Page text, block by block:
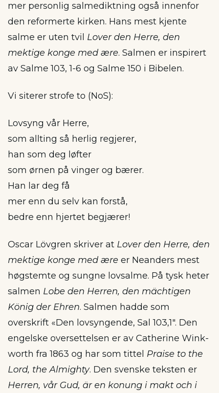
mer personlig salmediktning også innenfor
den reformerte kirken. Hans mest kjente
salme er uten tvil Lover den Herre, den
mektige konge med ære. Salmen er inspirert
av Salme 103, 1-6 og Salme 150 i Bibelen.
Vi siterer strofe to (NoS):
Lovsyng vår Herre,
som allting så herlig regjerer,
han som deg løfter
som ørnen på vinger og bærer.
Han lar deg få
mer enn du selv kan forstå,
bedre enn hjertet begjærer!
Oscar Lövgren skriver at Lover den Herre, den
mektige konge med ære er Neanders mest
høgstemte og sungne lovsalme. På tysk heter
salmen Lobe den Herren, den mächtigen
König der Ehren. Salmen hadde som
overskrift «Den lovsyngende, Sal 103,1″. Den
engelske oversettelsen er av Cath­er­ine Wink­
worth fra 1863 og har som tittel Praise to the
Lord, the Almighty. Den svenske teksten er
Herren, vår Gud, är en konung i makt och i